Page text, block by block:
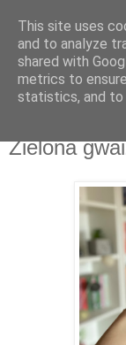
Portal kulturalny -
poniedziałek,
Zielona
This site uses
and to analyze
shared with
metrics to
statistics, and to